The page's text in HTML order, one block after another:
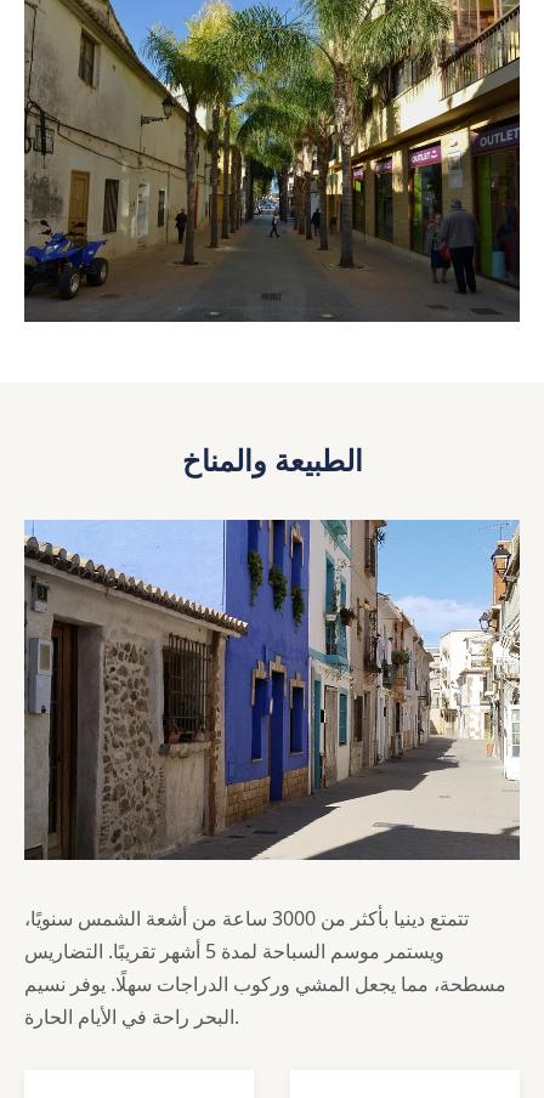
الطبيعة والمناخ
تتمتع دينيا بأكثر من 3000 ساعة من أشعة الشمس سنويًا،
ويستمر موسم السباحة لمدة 5 أشهر تقريبًا. التضاريس
مسطحة، مما يجعل المشي وركوب الدراجات سهلًا. يوفر نسيم
البحر راحة في الأيام الحارة.